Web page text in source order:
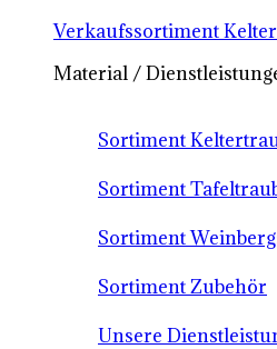
Verkaufssortiment
Material /
Sortiment
Sortiment
Sortiment
Sortiment Zubehör
Unsere